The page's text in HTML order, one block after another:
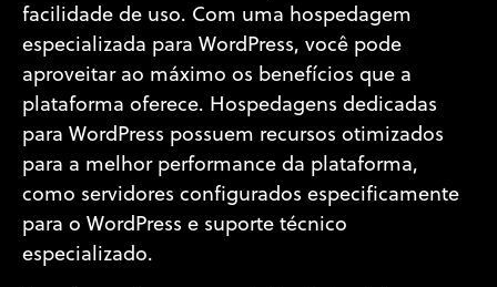
facilidade de uso. Com uma hospedagem
especializada para WordPress, você pode
aproveitar ao máximo os benefícios que a
plataforma oferece. Hospedagens dedicadas
para WordPress possuem recursos otimizados
para a melhor performance da plataforma,
como servidores configurados especificamente
para o WordPress e suporte técnico
especializado.